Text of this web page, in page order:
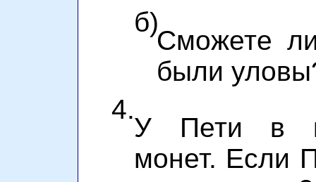
б)
Сможете
были
4.
У Пети в
монет. Если